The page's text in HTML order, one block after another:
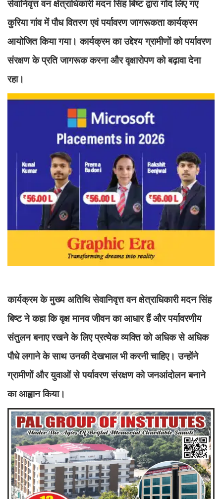
सेवानिवृत्त वन क्षेत्राधिकारी मदन सिंह बिष्ट द्वारा गोद लिए गए
कुरिया गांव में पौध वितरण एवं पर्यावरण जागरूकता कार्यक्रम
आयोजित किया गया। कार्यक्रम का उद्देश्य ग्रामीणों को पर्यावरण
संरक्षण के प्रति जागरूक करना और वृक्षारोपण को बढ़ावा देना
रहा।
कार्यक्रम के मुख्य अतिथि सेवानिवृत्त वन क्षेत्राधिकारी मदन सिंह
बिष्ट ने कहा कि वृक्ष मानव जीवन का आधार हैं और पर्यावरणीय
संतुलन बनाए रखने के लिए प्रत्येक व्यक्ति को अधिक से अधिक
पौधे लगाने के साथ उनकी देखभाल भी करनी चाहिए। उन्होंने
ग्रामीणों और युवाओं से पर्यावरण संरक्षण को जनआंदोलन बनाने
का आह्वान किया।